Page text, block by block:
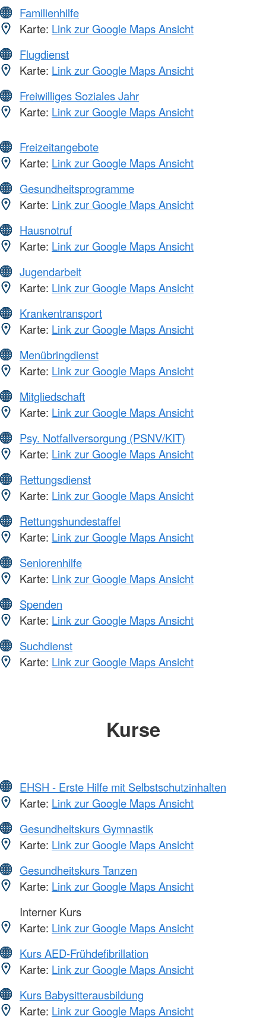
Familienhilfe
Karte: Link zur Google Maps Ansicht
Flugdienst
Karte: Link zur Google Maps Ansicht
Freiwilliges Soziales Jahr
Karte: Link zur Google Maps Ansicht
Freizeitangebote
Karte: Link zur Google Maps Ansicht
Gesundheitsprogramme
Karte: Link zur Google Maps Ansicht
Hausnotruf
Karte: Link zur Google Maps Ansicht
Jugendarbeit
Karte: Link zur Google Maps Ansicht
Krankentransport
Karte: Link zur Google Maps Ansicht
Menübringdienst
Karte: Link zur Google Maps Ansicht
Mitgliedschaft
Karte: Link zur Google Maps Ansicht
Psy. Notfallversorgung (PSNV/KIT)
Karte: Link zur Google Maps Ansicht
Rettungsdienst
Karte: Link zur Google Maps Ansicht
Rettungshundestaffel
Karte: Link zur Google Maps Ansicht
Seniorenhilfe
Karte: Link zur Google Maps Ansicht
Spenden
Karte: Link zur Google Maps Ansicht
Suchdienst
Karte: Link zur Google Maps Ansicht
Kurse
EHSH - Erste Hilfe mit Selbstschutzinhalten
Karte: Link zur Google Maps Ansicht
Gesundheitskurs Gymnastik
Karte: Link zur Google Maps Ansicht
Gesundheitskurs Tanzen
Karte: Link zur Google Maps Ansicht
Interner Kurs
Karte: Link zur Google Maps Ansicht
Kurs AED-Frühdefibrillation
Karte: Link zur Google Maps Ansicht
Kurs Babysitterausbildung
Karte: Link zur Google Maps Ansicht